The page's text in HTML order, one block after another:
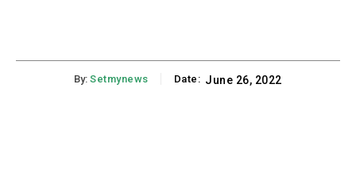
By: Setmynews Date: June 26, 2022